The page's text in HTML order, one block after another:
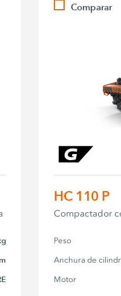
Comparar
HC 110 P
Compactador
Peso
Anchura de
Motor